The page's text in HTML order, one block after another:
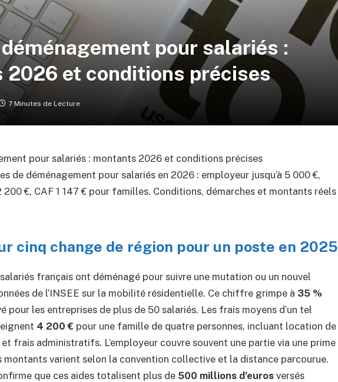
pour salariés :
2026 et conditions précises
7 Minutes de Lecture
pour salariés : montants 2026 et conditions précises
de déménagement pour salariés en 2026 : employeur jusqu’à 5 000 €,
€, CAF 1 147 € pour familles. Conditions, démarches et montants réels
cinq change de région pour un poste en 2025
français ont déménagé pour suivre une mutation ou un nouvel
de l’INSEE sur la mobilité résidentielle. Ce chiffre grimpe à 35 %
pour les entreprises de plus de 50 salariés. Les frais moyens d’un tel
4 200 € pour une famille de quatre personnes, incluant location de
frais administratifs. L’employeur couvre souvent une partie via une prime
montants varient selon la convention collective et la distance parcourue.
que ces aides totalisent plus de 500 millions d’euros versés